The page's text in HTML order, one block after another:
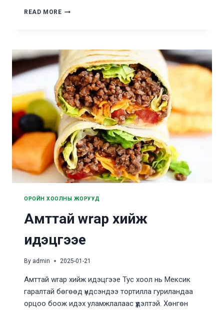
READ MOREБӨӨРӨНХИЙ
ОРОЙН ХООЛНЫ ЖОРУУД
Амттай wrap хийж
идэцгээе
By admin 2025-01-21
Амттай wrap хийж идэцгээе Тус хоол нь Мексик
гаралтай бөгөөд үндсэндээ тортилла гуриландаа
орцоо боож идэх уламжлалаас үүдэлтэй. Хөнгөн